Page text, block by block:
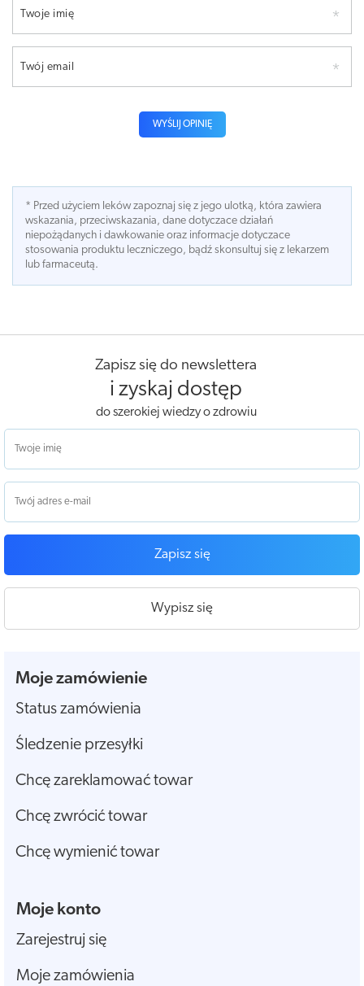
Twoje imię
Twój email
WYŚLIJ OPINIĘ
* Przed użyciem leków zapoznaj się z jego ulotką, która zawiera
wskazania, przeciwskazania, dane dotyczace działań
niepożądanych i dawkowanie oraz informacje dotyczace
stosowania produktu leczniczego, bądź skonsultuj się z lekarzem
lub farmaceutą.
Zapisz się do newslettera
i zyskaj dostęp
do szerokiej wiedzy o zdrowiu
Zapisz się
Wypisz się
Moje zamówienie
Status zamówienia
Śledzenie przesyłki
Chcę zareklamować towar
Chcę zwrócić towar
Chcę wymienić towar
Moje konto
Zarejestruj się
Moje zamówienia